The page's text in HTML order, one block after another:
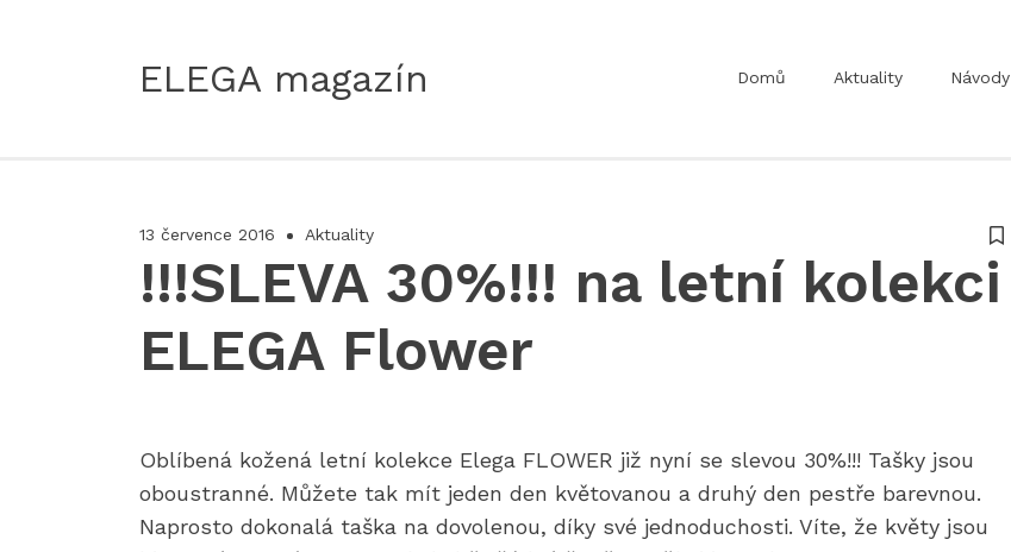
ELEGA magazín Domů Aktuality Návody
13 července 2016 Aktuality
!!!SLEVA 30%!!! na letní kolekci
ELEGA Flower
Oblíbená kožená letní kolekce Elega FLOWER již nyní se slevou 30%!!! Tašky jsou
oboustranné. Můžete tak mít jeden den květovanou a druhý den pestře barevnou.
Naprosto dokonalá taška na dovolenou, díky své jednoduchosti. Víte, že květy jsou